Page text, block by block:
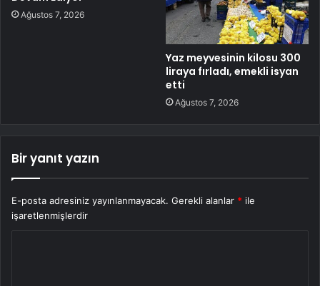
Ağustos 7, 2026
Yaz meyvesinin kilosu 300
liraya fırladı, emekli isyan
etti
Ağustos 7, 2026
Bir yanıt yazın
E-posta adresiniz yayınlanmayacak. Gerekli alanlar * ile
işaretlenmişlerdir